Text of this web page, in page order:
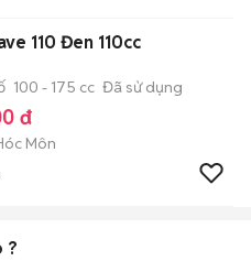
110 Đen 110cc
100 - 175 cc Đã sử dụng
đ
Môn
?